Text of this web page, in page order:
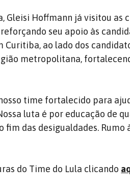
Gleisi Hoffmann já visitou as
seu apoio às
ao lado dos
metropolitana,
time fortalecido para
luta é por educação de
fim das desigualdades.
do Time do Lula clicando